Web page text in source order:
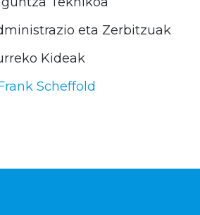
eta Zerbitzuak
Kideak
Scheffold